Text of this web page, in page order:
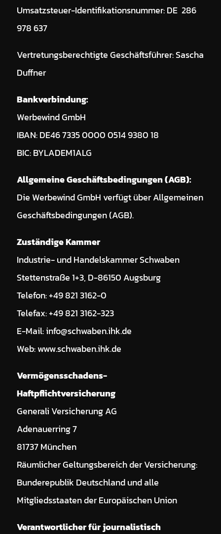
Umsatzsteuer-Identifikationsnummer: DE 286
978 637
Vertretungsberechtigte Geschäftsführer: Sascha
Duffner
Bankverbindung:
Werbewind GmbH
IBAN: DE46 7335 0000 0514 9380 18
BIC: BYLADEM1ALG
Allgemeine Geschäftsbedingungen (AGB):
Die Werbewind GmbH verfügt über Allgemeinen
Geschäftsbedingungen (AGB).
Zuständige Kammer
Industrie- und Handelskammer Schwaben
Stettenstraße 1+3, D-86150 Augsburg
Telefon: +49 821 3162-0
Telefax: +49 821 3162-323
E-Mail: info@schwaben.ihk.de
Web: www.schwaben.ihk.de
Vermögensschadens-
Haftpflichtversicherung
Generali Versicherung AG
Adenauerring 7
81737 München
Räumlicher Geltungsbereich der Versicherung:
Bunderepublik Deutschland und alle
Mitgliedsstaaten der Europäischen Union
Verantwortlicher für journalistisch